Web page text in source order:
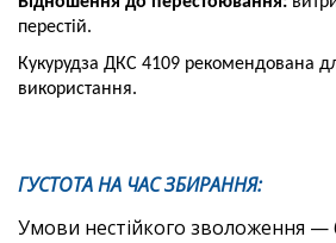
перестій.
Кукурудза ДКС 4109 рекомендована
використання.
ГУСТОТА НА ЧАС ЗБИРАННЯ:
Умови нестійкого зволоження —